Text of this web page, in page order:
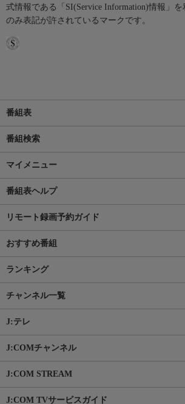
式情報である「SI(Service Information)情報」
のみ表記が許されているマークです。
番組表
番組検索
マイメニュー
番組表ヘルプ
リモート録画予約ガイド
おすすめ番組
ランキング
チャンネル一覧
J:テレ
J:COMチャンネル
J:COM STREAM
J:COM TVサービスガイド